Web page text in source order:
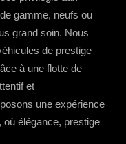
gamme, neufs ou
grand soin. Nous
de prestige
à une flotte de
et
une expérience
élégance, prestige